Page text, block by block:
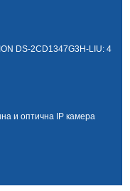
DS-2CD1347G3H-LIU: 4
и оптична IP камера